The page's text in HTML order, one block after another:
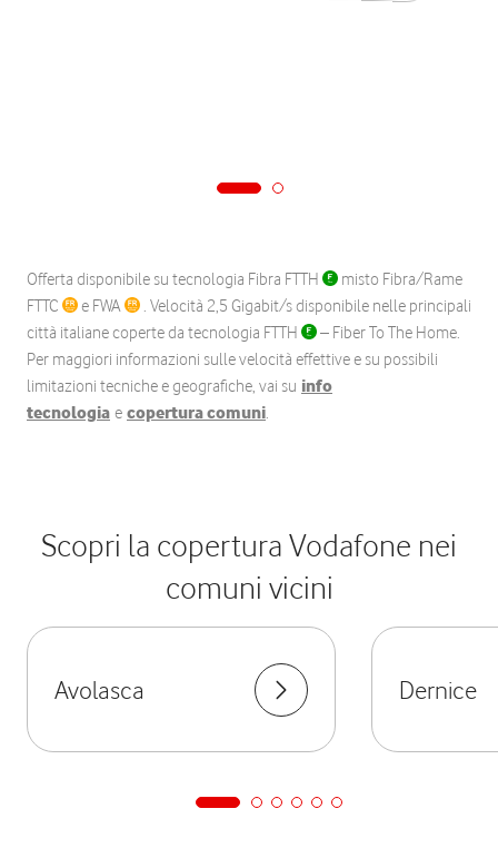
Offerta disponibile su tecnologia Fibra FTTH
misto Fibra/Rame
FTTC
e FWA
. Velocità 2,5 Gigabit/s disponibile nelle principali
città italiane coperte da tecnologia FTTH
– Fiber To The Home.
Per maggiori informazioni sulle velocità effettive e su possibili
limitazioni tecniche e geografiche, vai su info
tecnologia e copertura comuni.
Scopri la copertura Vodafone nei
comuni vicini
Avolasca Dernice